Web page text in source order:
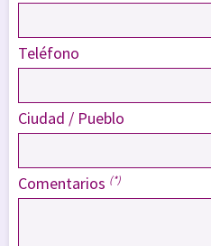
Teléfono
Ciudad / Pueblo
Comentarios (*)